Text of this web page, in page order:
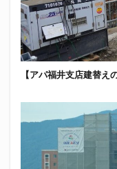
【アパ福井支店建替